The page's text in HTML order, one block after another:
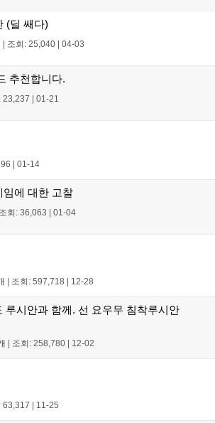
(딜 쌔다)
| 조회: 25,040 | 04-03
추천합니다.
23,237 | 01-21
01-14
임에 대한 고찰
조회: 36,063 01-04
| 조회: 597,718 | 12-28
루시안과 함께. 선 요우무 침착루시안
| 조회: 258,780 | 12-02
63,317 11-25